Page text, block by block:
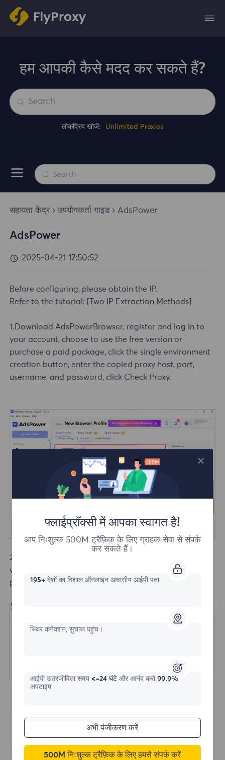
हम आपकी कैसे मदद कर सकते हैं?
लोकप्रिय खोजें: Unlimited Proxies
सहायता केंद्र उपयोगकर्ता गाइड AdsPower
AdsPower
2025-04-21 17:50:52
Before configuring, please obtain the IP.
Refer to the tutorial: [Two IP Extraction Methods]
1.Download AdsPowerBrowser, register and log in to
your account, choose to use the free version or
purchase a paid package, click the single environment
creation button, enter the copied proxy host, port,
username, and password, click Check Proxy.
2.After saving, click to open AdsPowerBrowser and
view the IP. If the IP address shifts, it indicates that the
proxy settings are successful.
Bitbrowser
फ्लाईप्रॉक्सी में आपका स्वागत है!
आप निःशुल्क 500M ट्रैफ़िक के लिए ग्राहक सेवा से संपर्क
कर सकते हैं।
195+देशों का विशाल ऑनलाइन आवासीय आईपी पता
स्थिर कनेक्शन, सुचारू पहुंच।
आईपी ​​उत्तरजीविता समय <=24 घंटे और आनंद करो 99.9%
अपटाइम
अभी पंजीकरण करें
500M निःशुल्क ट्रैफ़िक के लिए हमसे संपर्क करें